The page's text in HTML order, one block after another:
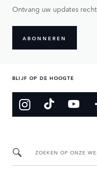
Ontvang uw updates
ABONNEREN
BLIJF OP DE HOOGTE
ZOEKEN OP ONZE